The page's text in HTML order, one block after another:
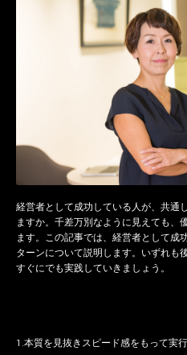
経営者として成功している人が、共通
ますか。千差万別なように見えても、
ます。この記事では、経営者として成
ターンについて説明します。いずれも
すぐにでも実践していきましょう。
1.本質を見抜きスピード感をもって実